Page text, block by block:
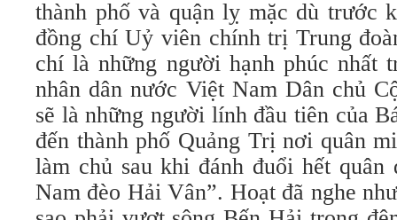
thành phố và quận lỵ mặc dù trước
đồng chí Uỷ viên chính trị Trung
chí là những người hạnh phúc nhất
nhân dân nước Việt Nam Dân chủ
sẽ là những người lính đầu tiên của
đến thành phố Quảng Trị nơi quân
làm chủ sau khi đánh đuổi hết
Nam đèo Hải Vân”. Hoạt đã nghe